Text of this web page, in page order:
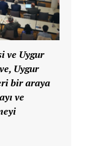
ve Uygur
Uygur
bir araya
ve